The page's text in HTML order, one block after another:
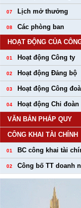
07 Lịch mở thưởng
08
Các phòng ban
HOẠT ĐỘNG CỦA
01 Hoạt động Công ty
02 Hoạt động Đảng bộ
03 Hoạt động Công
04
Hoạt động Chi đoàn
VĂN BẢN PHÁP QUY
CÔNG KHAI TÀI CHÍNH
01 BC công khai tài
02 Công bố TT doanh